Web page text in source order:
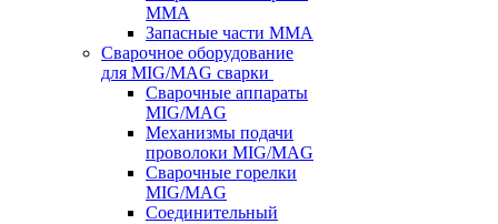
MMA
Запасные части MMA
Сварочное оборудование
для MIG/MAG сварки
Сварочные аппараты
MIG/MAG
Механизмы подачи
проволоки MIG/MAG
Сварочные горелки
MIG/MAG
Соединительный